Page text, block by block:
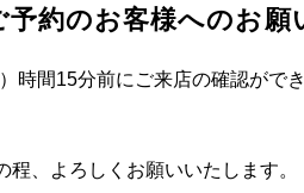
予約のお客様へのお願
時間15分前にご来店の確認がで
程、よろしくお願いいたします。